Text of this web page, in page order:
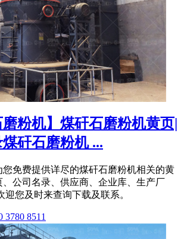
磨粉机】煤矸石磨粉机黄页|
矸石磨粉机 ...
您免费提供详尽的煤矸石磨粉机相关的黄
、公司名录、供应商、企业库、生产厂
迎您及时来查询下载及联系。
3780 8511